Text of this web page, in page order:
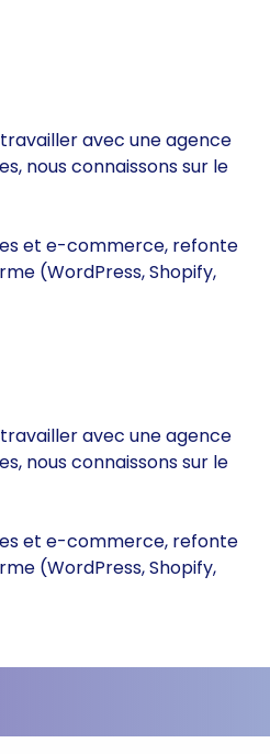
avec une agence
nous connaissons sur le
et e-commerce, refonte
(WordPress, Shopify,
avec une agence
nous connaissons sur le
et e-commerce, refonte
(WordPress, Shopify,